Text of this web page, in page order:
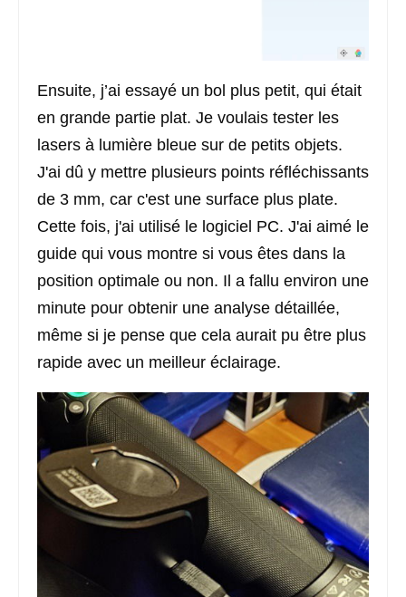
Ensuite, j’ai essayé un bol plus petit, qui était
en grande partie plat. Je voulais tester les
lasers à lumière bleue sur de petits objets.
J'ai dû y mettre plusieurs points réfléchissants
de 3 mm, car c'est une surface plus plate.
Cette fois, j'ai utilisé le logiciel PC. J'ai aimé le
guide qui vous montre si vous êtes dans la
position optimale ou non. Il a fallu environ une
minute pour obtenir une analyse détaillée,
même si je pense que cela aurait pu être plus
rapide avec un meilleur éclairage.